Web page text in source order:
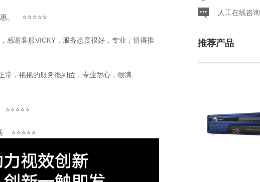
。 ⭐⭐⭐⭐⭐
谢客服VICKY，服务态度很好，专业，值得推
，艳艳的服务很到位，专业耐心，很满
人工在线咨询
推荐产品